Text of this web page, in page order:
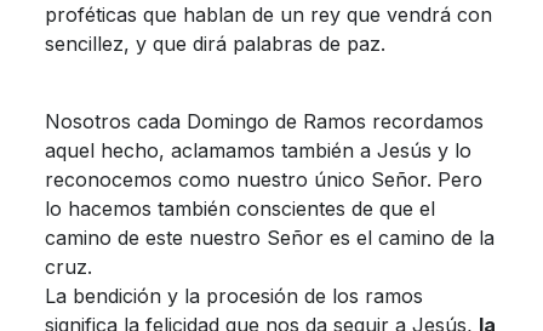
proféticas que hablan de un rey que vendrá con
sencillez, y que dirá palabras de paz.
Nosotros cada Domingo de Ramos recordamos
aquel hecho, aclamamos también a Jesús y lo
reconocemos como nuestro único Señor. Pero
lo hacemos también conscientes de que el
camino de este nuestro Señor es el camino de la
cruz.
La bendición y la procesión de los ramos
significa la felicidad que nos da seguir a Jesús, la